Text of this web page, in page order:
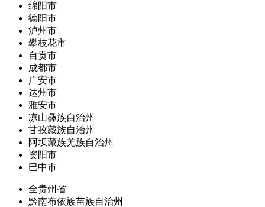
绵阳市
德阳市
泸州市
攀枝花市
自贡市
成都市
广安市
达州市
雅安市
凉山彝族自治州
甘孜藏族自治州
阿坝藏族羌族自治州
资阳市
巴中市
全贵州省
黔南布依族苗族自治州